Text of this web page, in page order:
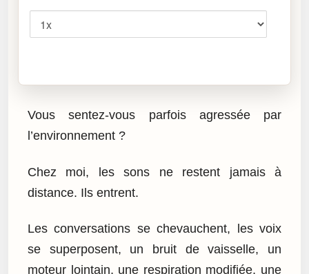
Vous sentez-vous parfois agressée par
l’environnement ?
Chez moi, les sons ne restent jamais à
distance. Ils entrent.
Les conversations se chevauchent, les voix
se superposent, un bruit de vaisselle, un
moteur lointain, une respiration modifiée, une